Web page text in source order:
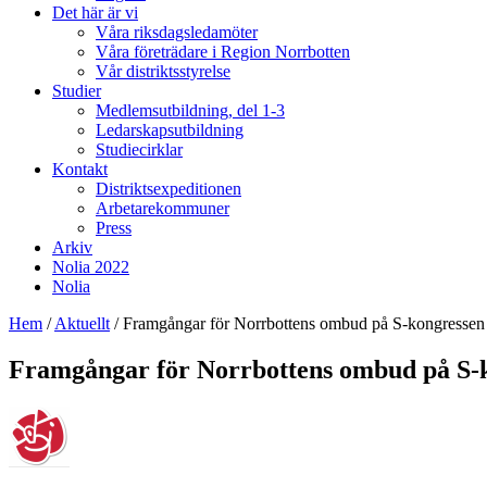
Det här är vi
Våra riksdagsledamöter
Våra företrädare i Region Norrbotten
Vår distriktsstyrelse
Studier
Medlemsutbildning, del 1-3
Ledarskapsutbildning
Studiecirklar
Kontakt
Distriktsexpeditionen
Arbetarekommuner
Press
Arkiv
Nolia 2022
Nolia
Hem /Aktuellt /Framgångar för Norrbottens ombud på S-kongressen
Framgångar för Norrbottens ombud på S-